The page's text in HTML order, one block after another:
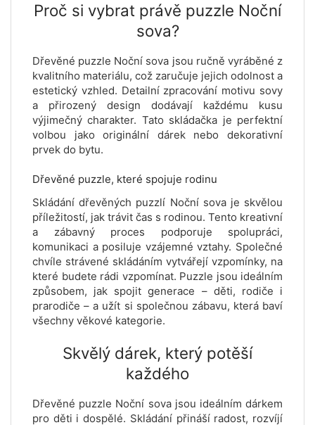
Proč si vybrat právě puzzle Noční
sova?
Dřevěné puzzle Noční sova jsou ručně vyráběné z
kvalitního materiálu, což zaručuje jejich odolnost a
estetický vzhled. Detailní zpracování motivu sovy
a přirozený design dodávají každému kusu
výjimečný charakter. Tato skládačka je perfektní
volbou jako originální dárek nebo dekorativní
prvek do bytu.
Dřevěné puzzle, které spojuje rodinu
Skládání dřevěných puzzlí Noční sova je skvělou
příležitostí, jak trávit čas s rodinou. Tento kreativní
a zábavný proces podporuje spolupráci,
komunikaci a posiluje vzájemné vztahy. Společné
chvíle strávené skládáním vytvářejí vzpomínky, na
které budete rádi vzpomínat. Puzzle jsou ideálním
způsobem, jak spojit generace – děti, rodiče i
prarodiče – a užít si společnou zábavu, která baví
všechny věkové kategorie.
Skvělý dárek, který potěší
každého
Dřevěné puzzle Noční sova jsou ideálním dárkem
pro děti i dospělé. Skládání přináší radost, rozvíjí